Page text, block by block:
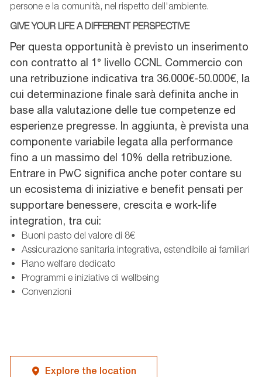
persone e la comunità, nel rispetto dell'ambiente.
GIVE YOUR LIFE A DIFFERENT PERSPECTIVE
Per questa opportunità è previsto un inserimento
con contratto al 1° livello CCNL Commercio con
una retribuzione indicativa tra 36.000€-50.000€, la
cui determinazione finale sarà definita anche in
base alla valutazione delle tue competenze ed
esperienze pregresse. In aggiunta, è prevista una
componente variabile legata alla performance
fino a un massimo del 10% della retribuzione.
Entrare in PwC significa anche poter contare su
un ecosistema di iniziative e benefit pensati per
supportare benessere, crescita e work-life
integration, tra cui:
Buoni pasto del valore di 8€
Assicurazione sanitaria integrativa, estendibile ai familiari
Piano welfare dedicato
Programmi e iniziative di wellbeing
Convenzioni
Explore the location